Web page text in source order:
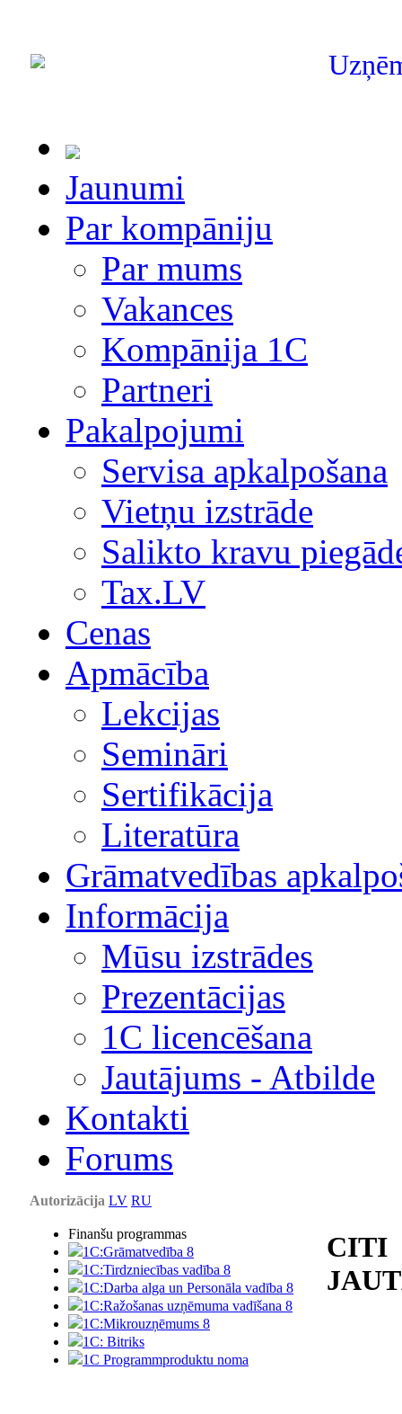
Jaunumi
Par kompāniju
Par mums
Vakances
Kompānija 1С
Partneri
Pakalpojumi
Servisa apkalpošana
Vietņu izstrāde
Salikto kravu
Tax.LV
Cenas
Apmācība
Lekcijas
Semināri
Sertifikācija
Literatūra
Grāmatvedības
Informācija
Mūsu izstrādes
Prezentācijas
1С licencēšana
Jautājums - Atbilde
Kontakti
Forums
Autorizācija LV RU
Finanšu programmas
1C:Grāmatvedība 8
1C:Tirdzniecības vadība 8
1C:Darba alga un Personāla vadība 8
1C:Ražošanas uzņēmuma vadīšana 8
1С:Мikrouzņēmums 8
1C: Bitriks
1C Programmproduktu noma
CITI